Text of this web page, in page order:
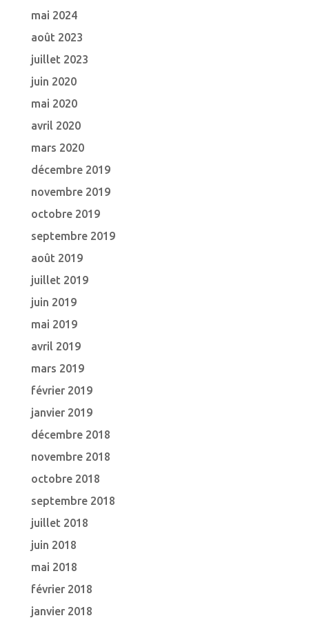
mai 2024
août 2023
juillet 2023
juin 2020
mai 2020
avril 2020
mars 2020
décembre 2019
novembre 2019
octobre 2019
septembre 2019
août 2019
juillet 2019
juin 2019
mai 2019
avril 2019
mars 2019
février 2019
janvier 2019
décembre 2018
novembre 2018
octobre 2018
septembre 2018
juillet 2018
juin 2018
mai 2018
février 2018
janvier 2018